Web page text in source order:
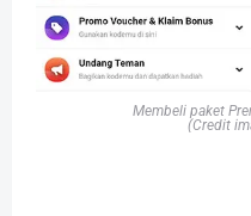
Membeli paket
(Credit